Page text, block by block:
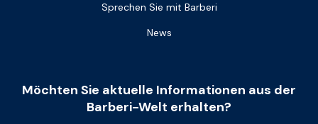
Sprechen Sie mit Barberi
News
Möchten Sie aktuelle Informationen aus der
Barberi-Welt erhalten?